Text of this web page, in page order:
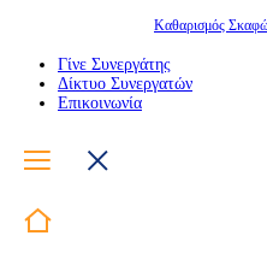
Καθαρισμός
Γίνε Συνεργάτης
Δίκτυο Συνεργατών
Επικοινωνία